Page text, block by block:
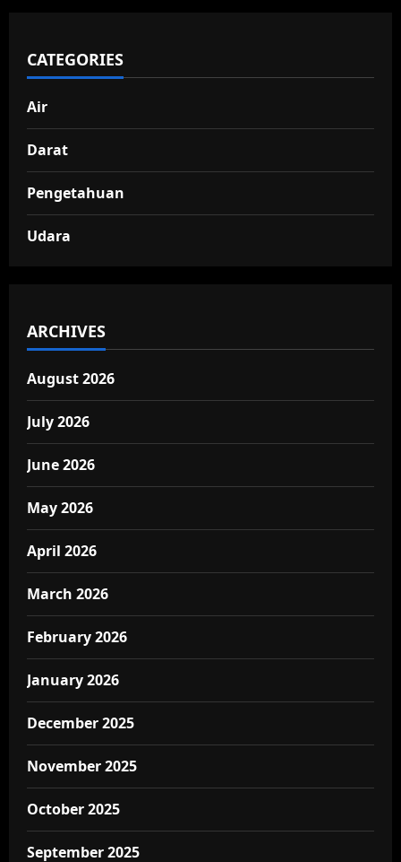
CATEGORIES
Air
Darat
Pengetahuan
Udara
ARCHIVES
August 2026
July 2026
June 2026
May 2026
April 2026
March 2026
February 2026
January 2026
December 2025
November 2025
October 2025
September 2025